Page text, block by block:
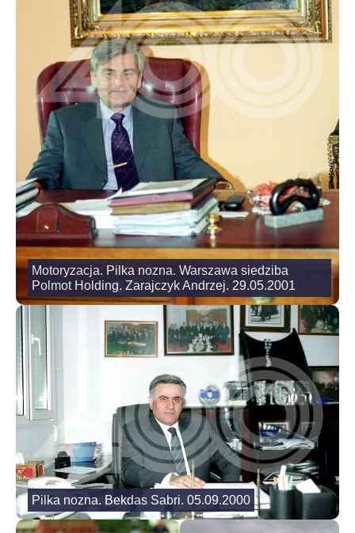
Motoryzacja. Pilka nozna. Warszawa siedziba
Polmot Holding. Zarajczyk Andrzej. 29.05.2001
Pilka nozna. Bekdas Sabri. 05.09.2000